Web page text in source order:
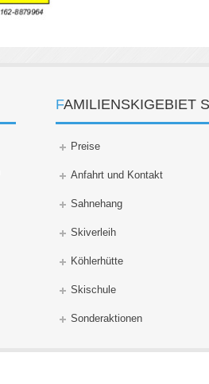
FAMILIENSKIGEBIET
Preise
Anfahrt und Kontakt
Sahnehang
Skiverleih
Köhlerhütte
Skischule
Sonderaktionen